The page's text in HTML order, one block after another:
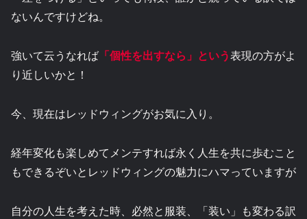
ないんですけどね。
強いて云うなれば 「個性を出すなら」という表現の方がよ
り近しいかと！
今、現在はレッドウィングがお気に入り。
経年変化も楽しめてメンテすれば永く人生を共に歩むこと
もできるぞいとレッドウィングの魅力にハマっていますが
自分の人生を考えた時、必然と服装、「装い」も変わる訳